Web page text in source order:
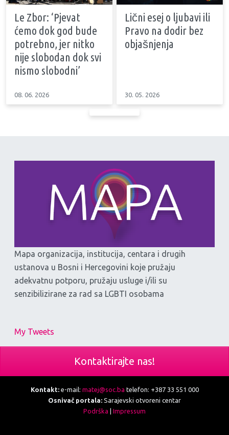
Le Zbor: ‘Pjevat
ćemo dok god bude
potrebno, jer nitko
nije slobodan dok svi
nismo slobodni’
08. 06. 2026
Lični esej o ljubavi ili
Pravo na dodir bez
objašnjenja
30. 05. 2026
Mapa organizacija, institucija, centara i drugih
ustanova u Bosni i Hercegovini koje pružaju
adekvatnu potporu, pružaju usluge i/ili su
senzibilizirane za rad sa LGBTI osobama
My Tweets
Kontaktirajte nas!
Kontakt:e-mail: matej@soc.ba telefon: +387 33 551 000
Osnivač portala: Sarajevski otvoreni centar
Podrška | Impressum